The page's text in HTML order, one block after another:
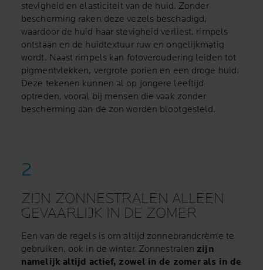
stevigheid en elasticiteit van de huid. Zonder
bescherming raken deze vezels beschadigd,
waardoor de huid haar stevigheid verliest, rimpels
ontstaan en de huidtextuur ruw en ongelijkmatig
wordt. Naast rimpels kan fotoveroudering leiden tot
pigmentvlekken, vergrote poriën en een droge huid.
Deze tekenen kunnen al op jongere leeftijd
optreden, vooral bij mensen die vaak zonder
bescherming aan de zon worden blootgesteld.
ZIJN ZONNESTRALEN ALLEEN
GEVAARLIJK IN DE ZOMER
Een van de regels is om altijd zonnebrandcrème te
gebruiken, ook in de winter. Zonnestralen zijn
namelijk altijd actief, zowel in de zomer als in de